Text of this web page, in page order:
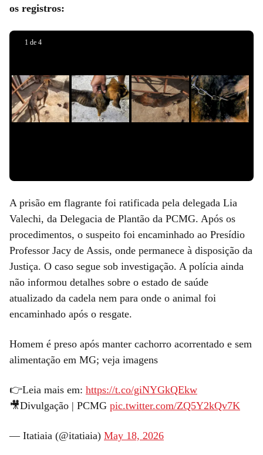
os registros:
1 de 4
Slide 1 de 0
A prisão em flagrante foi ratificada pela delegada Lia
Valechi, da Delegacia de Plantão da PCMG. Após os
procedimentos, o suspeito foi encaminhado ao Presídio
Professor Jacy de Assis, onde permanece à disposição da
Justiça. O caso segue sob investigação. A polícia ainda
não informou detalhes sobre o estado de saúde
atualizado da cadela nem para onde o animal foi
encaminhado após o resgate.
Homem é preso após manter cachorro acorrentado e sem
alimentação em MG; veja imagens
👉Leia mais em: https://t.co/giNYGkQEkw
🎥Divulgação | PCMG pic.twitter.com/ZQ5Y2kQv7K
— Itatiaia (@itatiaia) May 18, 2026